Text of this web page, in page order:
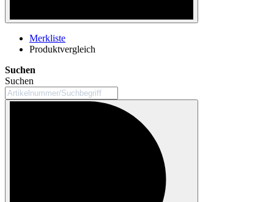
Merkliste
Produktvergleich
Suchen
Suchen